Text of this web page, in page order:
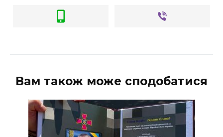
Вам також може сподобатися